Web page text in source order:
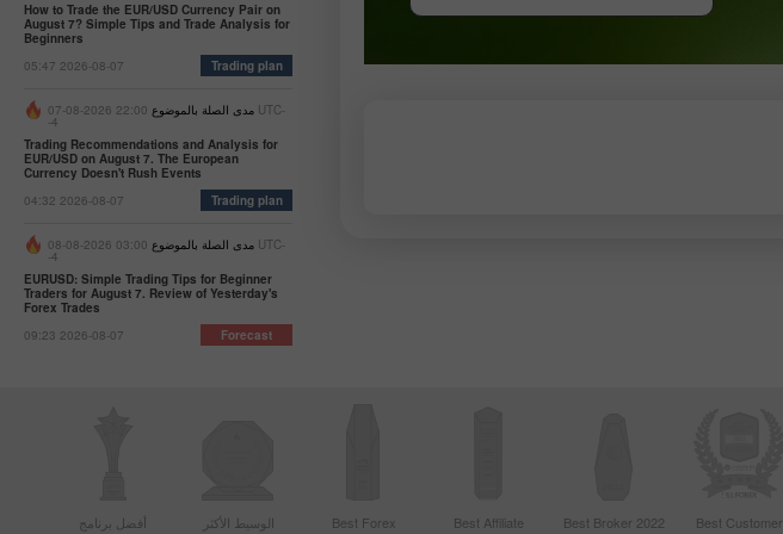
How to Trade the EUR/USD Currency Pair on
August 7? Simple Tips and Trade Analysis for
Beginners
05:47 2026-08-07
Trading plan
مدى الصلة بالموضوع 22:00 2026-08-07 UTC-
-4
Trading Recommendations and Analysis for
EUR/USD on August 7. The European
Currency Doesn't Rush Events
04:32 2026-08-07
Trading plan
مدى الصلة بالموضوع 03:00 2026-08-08 UTC-
-4
EURUSD: Simple Trading Tips for Beginner
Traders for August 7. Review of Yesterday's
Forex Trades
09:23 2026-08-07
Forecast
Best Customer
Best Broker 2022
Best Affiliate
Best Forex
الوسيط الأكثر
أفضل برنامج